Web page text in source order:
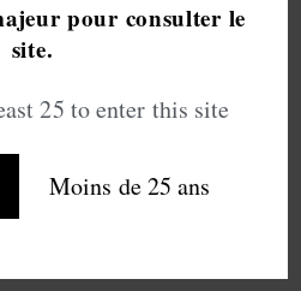
pour consulter le
site.
25 to enter this site
Moins de 25 ans
29 juin 2023